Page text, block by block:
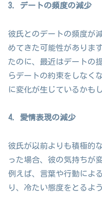
3. デートの頻度の減少
彼氏とのデートの頻度が
めてきた可能性がありま
たのに、最近はデートの
らデートの約束をしなく
に変化が生じているかも
4. 愛情表現の減少
彼氏が以前よりも積極的
った場合、彼の気持ちが
例えば、言葉や行動によ
り、冷たい態度をとるよ